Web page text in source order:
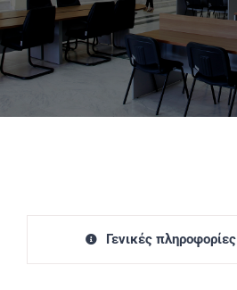
Πανεπιστημιακές Μονάδες
Γενικές πληροφορίες